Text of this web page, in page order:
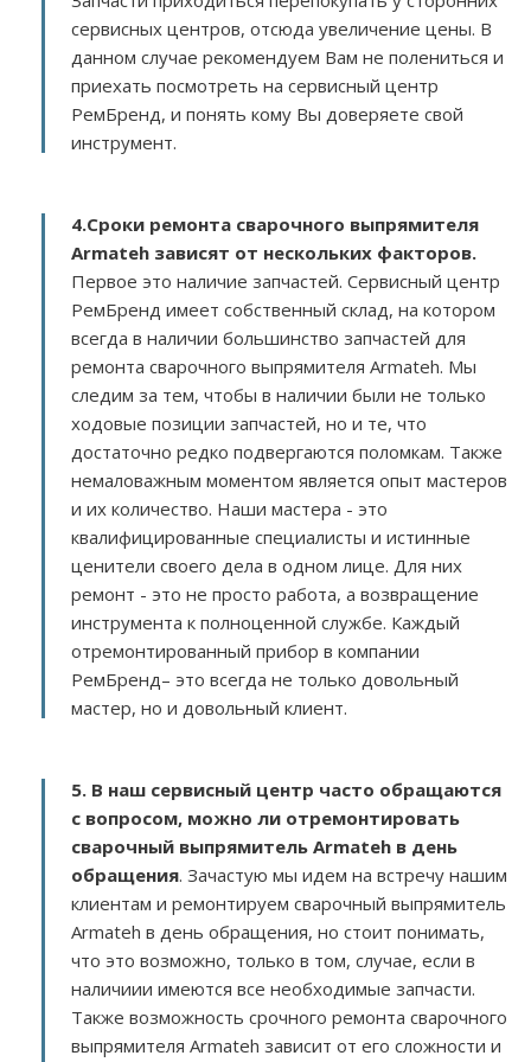
сервисных центров, отсюда увеличение цены. В
данном случае рекомендуем Вам не полениться и
приехать посмотреть на сервисный центр
РемБренд, и понять кому Вы доверяете свой
инструмент.
4.Сроки ремонта сварочного выпрямителя
Armateh зависят от нескольких факторов.
Первое это наличие запчастей. Сервисный центр
РемБренд имеет собственный склад, на котором
всегда в наличии большинство запчастей для
ремонта сварочного выпрямителя Armateh. Мы
следим за тем, чтобы в наличии были не только
ходовые позиции запчастей, но и те, что
достаточно редко подвергаются поломкам. Также
немаловажным моментом является опыт мастеров
и их количество. Наши мастера - это
квалифицированные специалисты и истинные
ценители своего дела в одном лице. Для них
ремонт - это не просто работа, а возвращение
инструмента к полноценной службе. Каждый
отремонтированный прибор в компании
РемБренд– это всегда не только довольный
мастер, но и довольный клиент.
5. В наш сервисный центр часто обращаются
с вопросом, можно ли отремонтировать
сварочный выпрямитель Armateh в день
обращения. Зачастую мы идем на встречу нашим
клиентам и ремонтируем сварочный выпрямитель
Armateh в день обращения, но стоит понимать,
что это возможно, только в том, случае, если в
наличиии имеются все необходимые запчасти.
Также возможность срочного ремонта сварочного
выпрямителя Armateh зависит от его сложности и